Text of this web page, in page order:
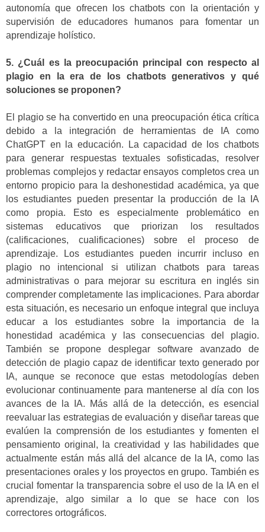
autonomía que ofrecen los chatbots con la orientación y
supervisión de educadores humanos para fomentar un
aprendizaje holístico.
5. ¿Cuál es la preocupación principal con respecto al
plagio en la era de los chatbots generativos y qué
soluciones se proponen?
El plagio se ha convertido en una preocupación ética crítica
debido a la integración de herramientas de IA como
ChatGPT en la educación. La capacidad de los chatbots
para generar respuestas textuales sofisticadas, resolver
problemas complejos y redactar ensayos completos crea un
entorno propicio para la deshonestidad académica, ya que
los estudiantes pueden presentar la producción de la IA
como propia. Esto es especialmente problemático en
sistemas educativos que priorizan los resultados
(calificaciones, cualificaciones) sobre el proceso de
aprendizaje. Los estudiantes pueden incurrir incluso en
plagio no intencional si utilizan chatbots para tareas
administrativas o para mejorar su escritura en inglés sin
comprender completamente las implicaciones. Para abordar
esta situación, es necesario un enfoque integral que incluya
educar a los estudiantes sobre la importancia de la
honestidad académica y las consecuencias del plagio.
También se propone desplegar software avanzado de
detección de plagio capaz de identificar texto generado por
IA, aunque se reconoce que estas metodologías deben
evolucionar continuamente para mantenerse al día con los
avances de la IA. Más allá de la detección, es esencial
reevaluar las estrategias de evaluación y diseñar tareas que
evalúen la comprensión de los estudiantes y fomenten el
pensamiento original, la creatividad y las habilidades que
actualmente están más allá del alcance de la IA, como las
presentaciones orales y los proyectos en grupo. También es
crucial fomentar la transparencia sobre el uso de la IA en el
aprendizaje, algo similar a lo que se hace con los
correctores ortográficos.